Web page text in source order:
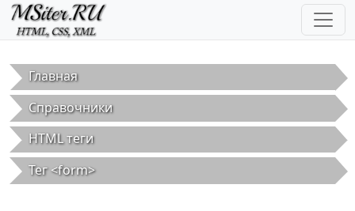
Перейти к основному содержанию
Главная
Справочники
HTML теги
Тег <form>